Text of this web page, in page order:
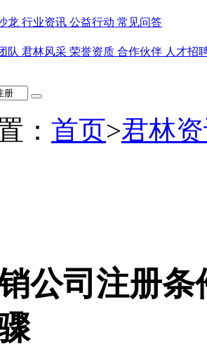
龙 行业资讯 公益行动 常见问答
队 君林风采 荣誉资质 合作伙伴 人才招
： 首页>君林
公司注册